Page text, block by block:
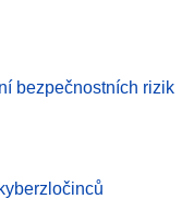
bezpečnostních rizik